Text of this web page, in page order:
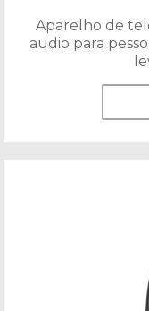
Aparelho de
audio para